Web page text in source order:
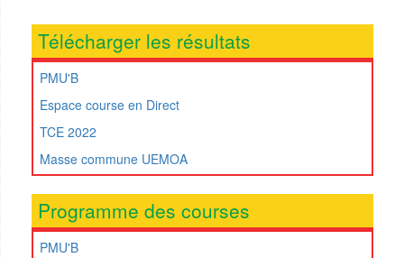
Télécharger les résultats
PMU'B
Espace course en Direct
TCE 2022
Masse commune UEMOA
Programme des courses
PMU'B